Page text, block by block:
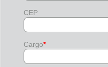
CEP
Cargo*